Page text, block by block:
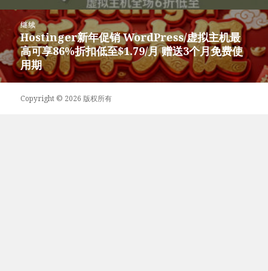
文
章：
继续
下
篇
文
章：
Hostinger新年促销 WordPress/虚拟主机最
高可享86%折扣低至$1.79/月 赠送3个月免费使
用期
Copyright © 2026 版权所有